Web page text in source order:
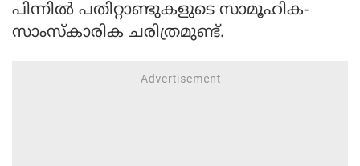
പിന്നില്‍ പതിറ്റാണ്ടുകളുടെ സാമൂഹിക-
സാംസ്‌കാരിക ചരിത്രമുണ്ട്.